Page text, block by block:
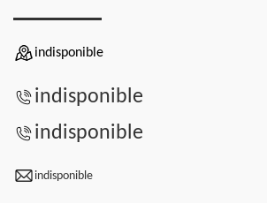
indisponible
indisponible
indisponible
indisponible